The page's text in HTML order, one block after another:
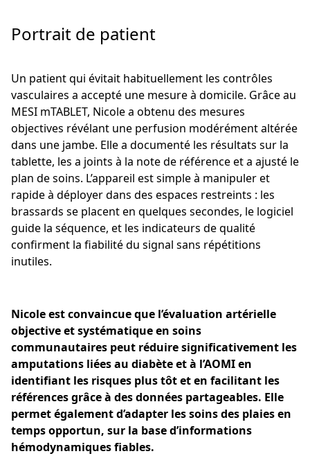
Portrait de patient
Un patient qui évitait habituellement les contrôles
vasculaires a accepté une mesure à domicile. Grâce au
MESI mTABLET, Nicole a obtenu des mesures
objectives révélant une perfusion modérément altérée
dans une jambe. Elle a documenté les résultats sur la
tablette, les a joints à la note de référence et a ajusté le
plan de soins. L’appareil est simple à manipuler et
rapide à déployer dans des espaces restreints : les
brassards se placent en quelques secondes, le logiciel
guide la séquence, et les indicateurs de qualité
confirment la fiabilité du signal sans répétitions
inutiles.
Nicole est convaincue que l’évaluation artérielle
objective et systématique en soins
communautaires peut réduire significativement les
amputations liées au diabète et à l’AOMI en
identifiant les risques plus tôt et en facilitant les
références grâce à des données partageables. Elle
permet également d’adapter les soins des plaies en
temps opportun, sur la base d’informations
hémodynamiques fiables.